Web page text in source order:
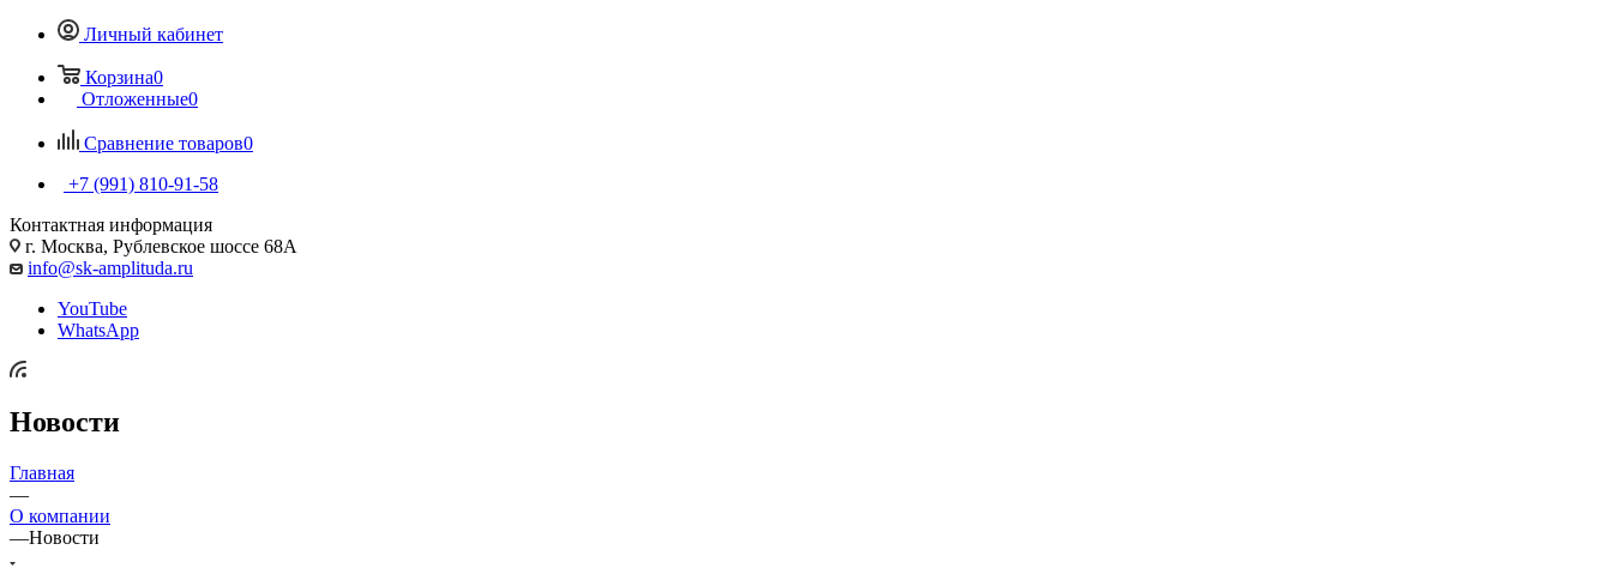
Личный кабинет
Корзина0
Отложенные0
Сравнение товаров0
+7 (991) 810-91-58
Контактная информация
г. Москва, Рублевское шоссе 68А
info@sk-amplituda.ru
YouTube
WhatsApp
Новости
Главная
—
О компании
—Новости